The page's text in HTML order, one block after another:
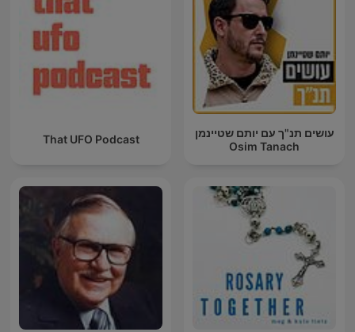
That UFO Podcast
עושים תנ"ך עם יותם שטיינמן
Osim Tanach